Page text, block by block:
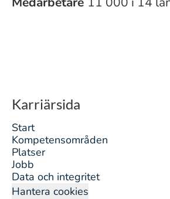
Karriärsida
Start
Kompetensområden
Platser
Jobb
Data och integritet
Hantera cookies